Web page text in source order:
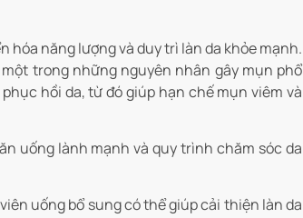
năng lượng và duy trì làn da khỏe mạnh.
trong những nguyên nhân gây mụn phổ
hồi da, từ đó giúp hạn chế mụn viêm và
uống lành mạnh và quy trình chăm sóc da
uống bổ sung có thể giúp cải thiện làn da